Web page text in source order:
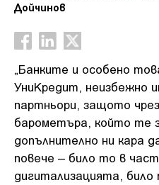
Дойчинов
„Банките и особено
УниКредит, неизбежно
партньори, защото
барометъра, който те
допълнително ни кара
повече – било то в
дигитализацията,